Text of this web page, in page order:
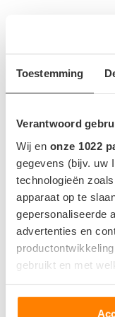
Toestemming
Verantwoord
Wij en onze 1022
gegevens (bijv. uw
technologieën
apparaat op te
gepersonaliseerde
advertenties en
gebruikt en met
Als u het toestaat,
Volkswagen e-